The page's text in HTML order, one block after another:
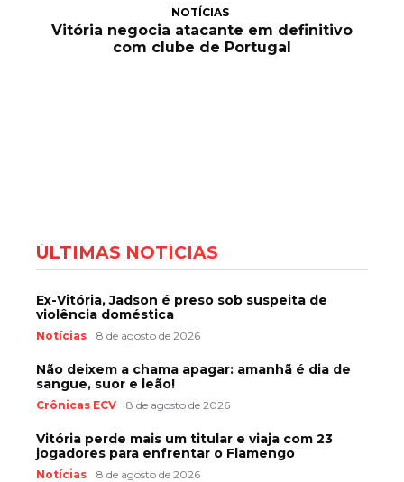
NOTÍCIAS
Vitória negocia atacante em definitivo
com clube de Portugal
ÚLTIMAS NOTÍCIAS
Ex-Vitória, Jadson é preso sob suspeita de
violência doméstica
Notícias 8 de agosto de 2026
Não deixem a chama apagar: amanhã é dia de
sangue, suor e leão!
Crônicas ECV 8 de agosto de 2026
Vitória perde mais um titular e viaja com 23
jogadores para enfrentar o Flamengo
Notícias 8 de agosto de 2026